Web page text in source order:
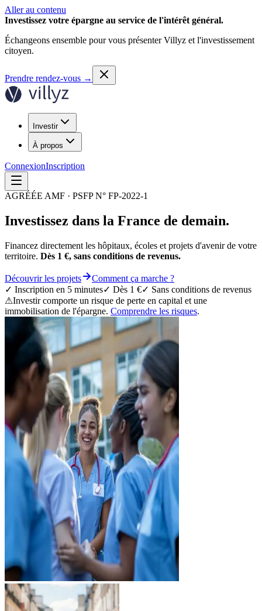
Aller au contenu
Investissez votre épargne au service de l'intérêt général.
Échangeons ensemble pour vous présenter Villyz et l'investissement
citoyen.
Prendre rendez-vous →
Investir
À propos
ConnexionInscription
AGRÉÉE AMF · PSFP N° FP-2022-1
Investissez dans la France de demain.
Financez directement les hôpitaux, écoles et projets d'avenir de votre
territoire. Dès 1 €, sans conditions de revenus.
Découvrir les projets
Comment ça marche ?
✓ Inscription en 5 minutes✓ Dès 1 €✓ Sans conditions de revenus
⚠Investir comporte un risque de perte en capital et une
immobilisation de l'épargne. Comprendre les risques.